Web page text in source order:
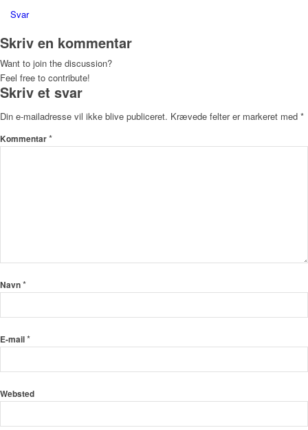
Svar
Skriv en kommentar
Want to join the discussion?
Feel free to contribute!
Skriv et svar
Din e-mailadresse vil ikke blive publiceret. Krævede felter er markeret med *
Kommentar*
Navn*
E-mail*
Websted